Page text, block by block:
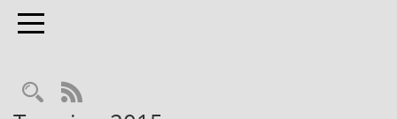
Toggle navigation
RSS-Feed